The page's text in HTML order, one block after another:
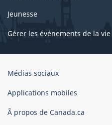
Jeunesse
Gérer les événements de la vie
Organisation
gouvernement
Canada
Médias sociaux
Applications mobiles
Ã propos de Canada.ca